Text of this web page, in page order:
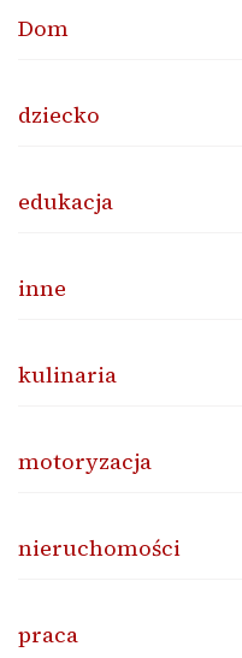
Dom
dziecko
edukacja
inne
kulinaria
motoryzacja
nieruchomości
praca